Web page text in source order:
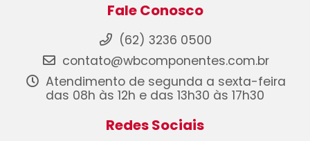
Fale Conosco
(62) 3236 0500
contato@wbcomponentes.com.br
Atendimento de segunda a sexta-feira
das 08h às 12h e das 13h30 às 17h30
Redes Sociais